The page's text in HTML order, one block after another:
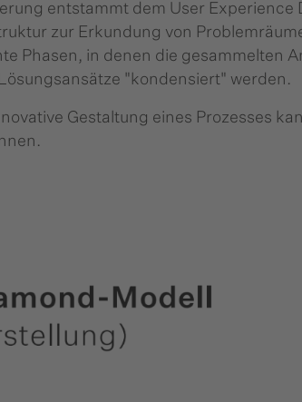
entstammt dem User
zur Erkundung von
Phasen, in denen die gesammelten
"kondensiert" werden.
Gestaltung eines Prozesses